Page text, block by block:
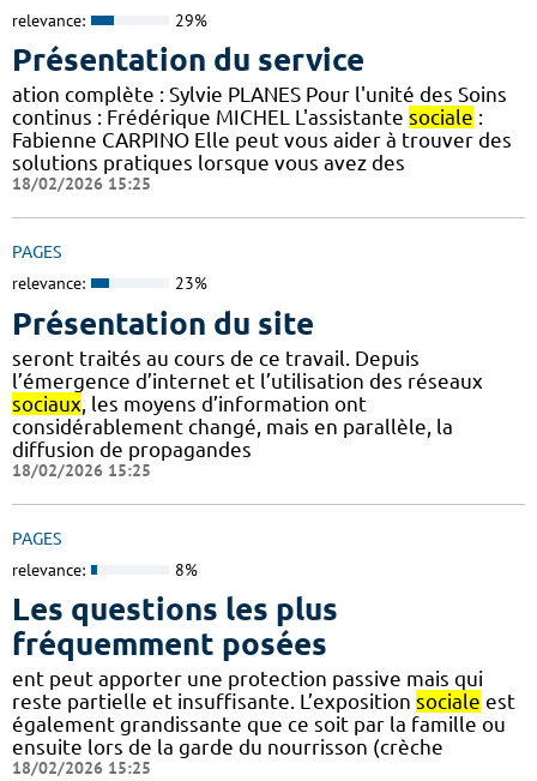
relevance: 29%
Présentation du service
ation complète : Sylvie PLANES Pour l'unité des Soins
continus : Frédérique MICHEL L'assistante sociale :
Fabienne CARPINO Elle peut vous aider à trouver des
solutions pratiques lorsque vous avez des
18/02/2026 15:25
PAGES
relevance: 23%
Présentation du site
seront traités au cours de ce travail. Depuis
l’émergence d’internet et l’utilisation des réseaux
sociaux , les moyens d’information ont
considérablement changé, mais en parallèle, la
diffusion de propagandes
18/02/2026 15:25
PAGES
relevance: 8%
Les questions les plus
fréquemment posées
ent peut apporter une protection passive mais qui
reste partielle et insuffisante. L’exposition sociale est
également grandissante que ce soit par la famille ou
ensuite lors de la garde du nourrisson (crèche
18/02/2026 15:25